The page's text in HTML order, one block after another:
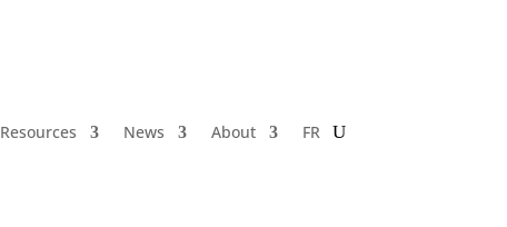
Resources News About FR